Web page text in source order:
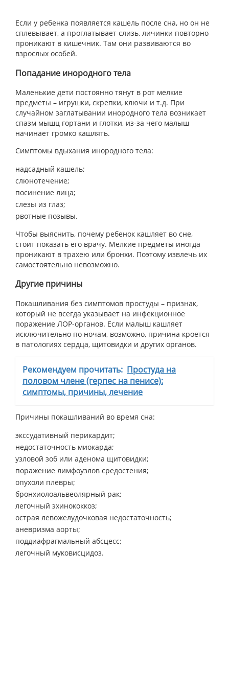
Если у ребенка появляется кашель после сна, но он не
сплевывает, а проглатывает слизь, личинки повторно
проникают в кишечник. Там они развиваются во
взрослых особей.
Попадание инородного тела
Маленькие дети постоянно тянут в рот мелкие
предметы – игрушки, скрепки, ключи и т.д. При
случайном заглатывании инородного тела возникает
спазм мышц гортани и глотки, из-за чего малыш
начинает громко кашлять.
Симптомы вдыхания инородного тела:
надсадный кашель;
слюнотечение;
посинение лица;
слезы из глаз;
рвотные позывы.
Чтобы выяснить, почему ребенок кашляет во сне,
стоит показать его врачу. Мелкие предметы иногда
проникают в трахею или бронхи. Поэтому извлечь их
самостоятельно невозможно.
Другие причины
Покашливания без симптомов простуды – признак,
который не всегда указывает на инфекционное
поражение ЛОР-органов. Если малыш кашляет
исключительно по ночам, возможно, причина кроется
в патологиях сердца, щитовидки и других органов.
Рекомендуем прочитать: Простуда на
половом члене (герпес на пенисе):
симптомы, причины, лечение
Причины покашливаний во время сна:
экссудативный перикардит;
недостаточность миокарда;
узловой зоб или аденома щитовидки;
поражение лимфоузлов средостения;
опухоли плевры;
бронхиолоальвеолярный рак;
легочный эхинококкоз;
острая левожелудочковая недостаточность;
аневризма аорты;
поддиафрагмальный абсцесс;
легочный муковисцидоз.